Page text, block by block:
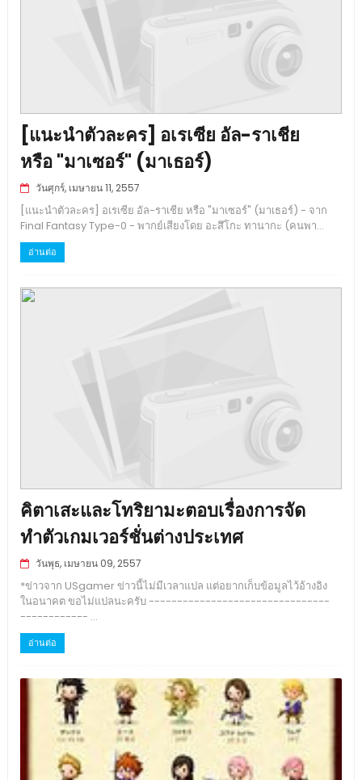
[แนะนำตัวละคร] อเรเซีย อัล-ราเชีย
หรือ "มาเซอร์" (มาเธอร์)
วันศุกร์, เมษายน 11, 2557
[แนะนำตัวละคร] อเรเซีย อัล-ราเชีย หรือ "มาเซอร์" (มาเธอร์) - จาก
Final Fantasy Type-0 - พากย์เสียงโดย อะสึโกะ ทานากะ (คนพา...
อ่านต่อ
คิตาเสะและโทริยามะตอบเรื่องการจัด
ทำตัวเกมเวอร์ชั่นต่างประเทศ
วันพุธ, เมษายน 09, 2557
*ข่าวจาก USgamer ข่าวนี้ไม่มีเวลาแปล แต่อยากเก็บข้อมูลไว้อ้างอิง
ในอนาคต ขอไม่แปลนะครับ --------------------------------
------------ ...
อ่านต่อ